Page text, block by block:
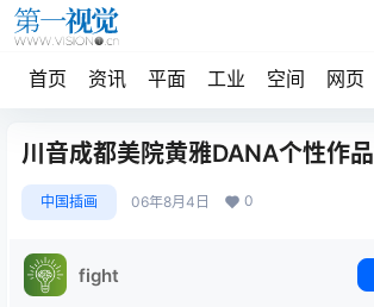
首页 资讯 平面 工业 空间 网页
川音成都美院黄雅DANA个性作品
中国插画 06年8月4日 0
fight